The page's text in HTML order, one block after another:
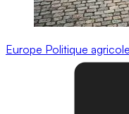
Europe Politique agricole